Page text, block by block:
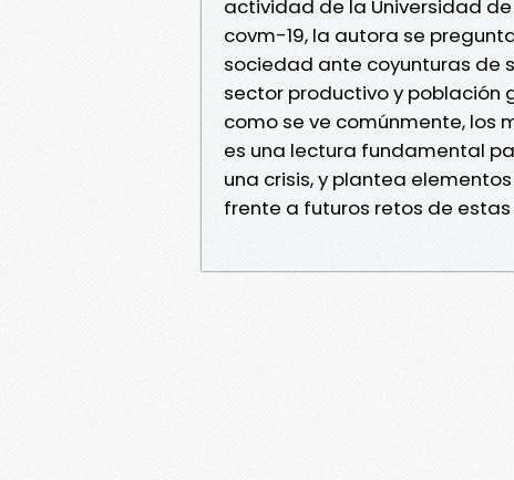
actividad de la Universidad
covm-19, la autora se
sociedad ante coyunturas de
sector productivo y población
como se ve comúnmente, los
es una lectura fundamental
una crisis, y plantea
frente a futuros retos de